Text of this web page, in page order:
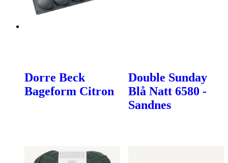
Dorre Beck
Bageform Citron
Double Sunday
Blå Natt 6580 -
Sandnes